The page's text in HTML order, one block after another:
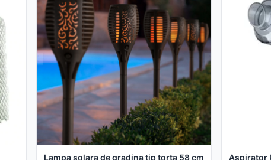
Lampa solara de gradina tip torta 58 cm Aspirator